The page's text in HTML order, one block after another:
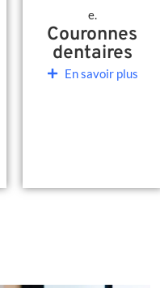
Couronnes
dentaires
En savoir plus